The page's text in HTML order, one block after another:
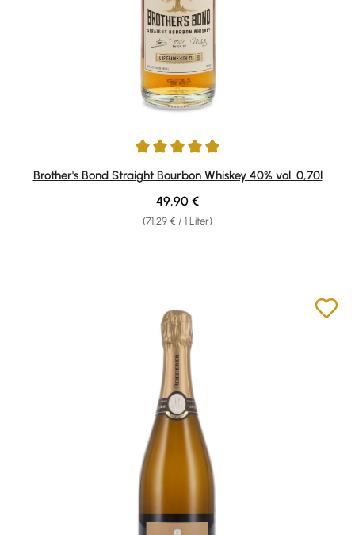
Durchschnittliche Bewertung von 4.9 von 5 Sternen
Brother's Bond Straight Bourbon Whiskey 40% vol. 0,70l
(71,29 € / 1 Liter)
Regulärer Preis:
49,90 €